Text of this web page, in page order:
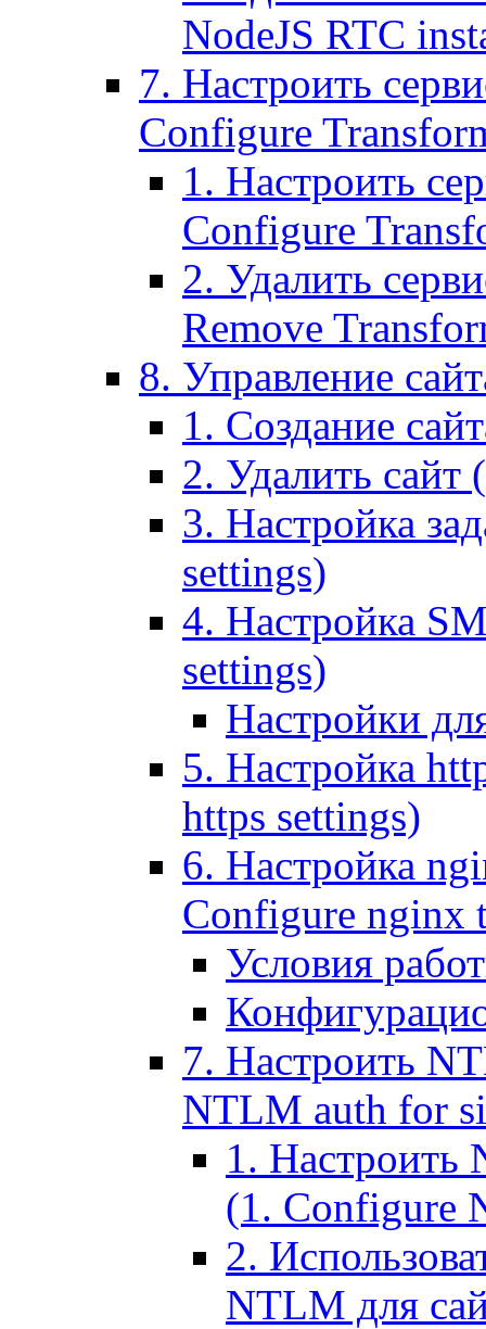
NodeJS RTC
7. Настроить
Configure
1. Настроить
Configure
2. Удалить
Remove
8. Управление
1. Создание
2. Удалить сайт
3. Настройка
settings)
4. Настройка
settings)
Настройки
5. Настройка
https settings)
6. Настройка
Configure nginx
Условия
7. Настроить
NTLM auth for
1. Настроить
(1. Configure
2.
NTLM для